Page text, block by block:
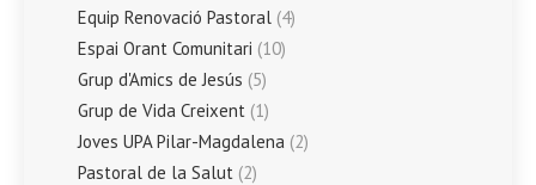
Equip Renovació Pastoral (4)
Espai Orant Comunitari (10)
Grup d'Amics de Jesús (5)
Grup de Vida Creixent (1)
Joves UPA Pilar-Magdalena (2)
Pastoral de la Salut (2)